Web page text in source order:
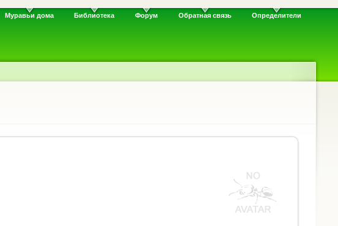
Муравьи дома Библиотека Форум Обратная связь Определители